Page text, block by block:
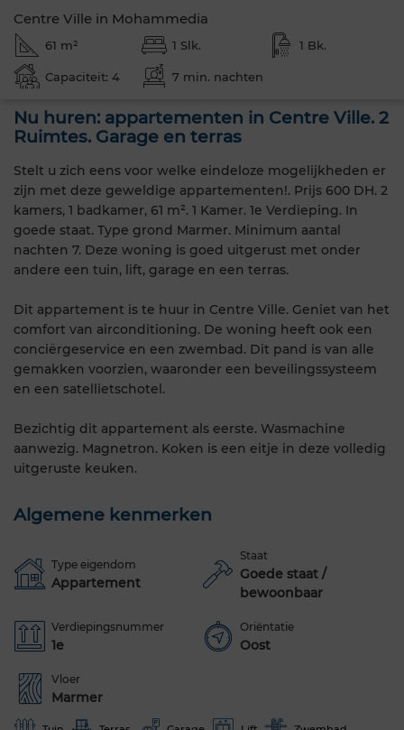
Centre Ville in Mohammedia
61 m² 1 Slk. 1 Bk.
Capaciteit: 4 7 min. nachten
Nu huren: appartementen in Centre Ville. 2
Ruimtes. Garage en terras
Stelt u zich eens voor welke eindeloze mogelijkheden er
zijn met deze geweldige appartementen!. Prijs 600 DH. 2
kamers, 1 badkamer, 61 m². 1 Kamer. 1e Verdieping. In
goede staat. Type grond Marmer. Minimum aantal
nachten 7. Deze woning is goed uitgerust met onder
andere een tuin, lift, garage en een terras.
Dit appartement is te huur in Centre Ville. Geniet van het
comfort van airconditioning. De woning heeft ook een
conciërgeservice en een zwembad. Dit pand is van alle
gemakken voorzien, waaronder een beveilingssysteem
en een satellietschotel.
Bezichtig dit appartement als eerste. Wasmachine
aanwezig. Magnetron. Koken is een eitje in deze volledig
uitgeruste keuken.
Algemene kenmerken
Type eigendom
Appartement
Staat
Goede staat /
bewoonbaar
Verdiepingsnummer
1e
Oriëntatie
Oost
Vloer
Marmer